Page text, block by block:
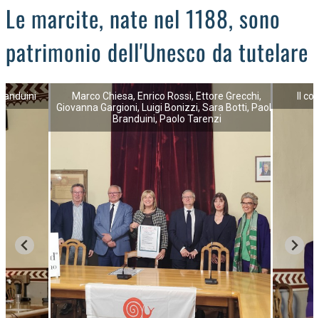
Le marcite, nate nel 1188, sono
patrimonio dell'Unesco da tutelare
Marco Chiesa, Enrico Rossi, Ettore Grecchi,
Giovanna Gargioni, Luigi Bonizzi, Sara Botti, Paola
Branduini, Paolo Tarenzi
Il